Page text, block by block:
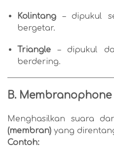
Kolintang – dipukul
bergetar.
Triangle – dipukul
berdering.
B. Membranophone
Menghasilkan suara
(membran) yang
Contoh: